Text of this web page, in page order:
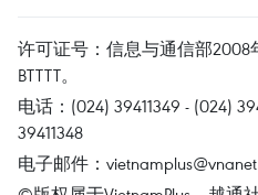
许可证号：信息与通信部2008
BTTTT。
电话：(024) 39411349 - (024)
39411348
电子邮件：